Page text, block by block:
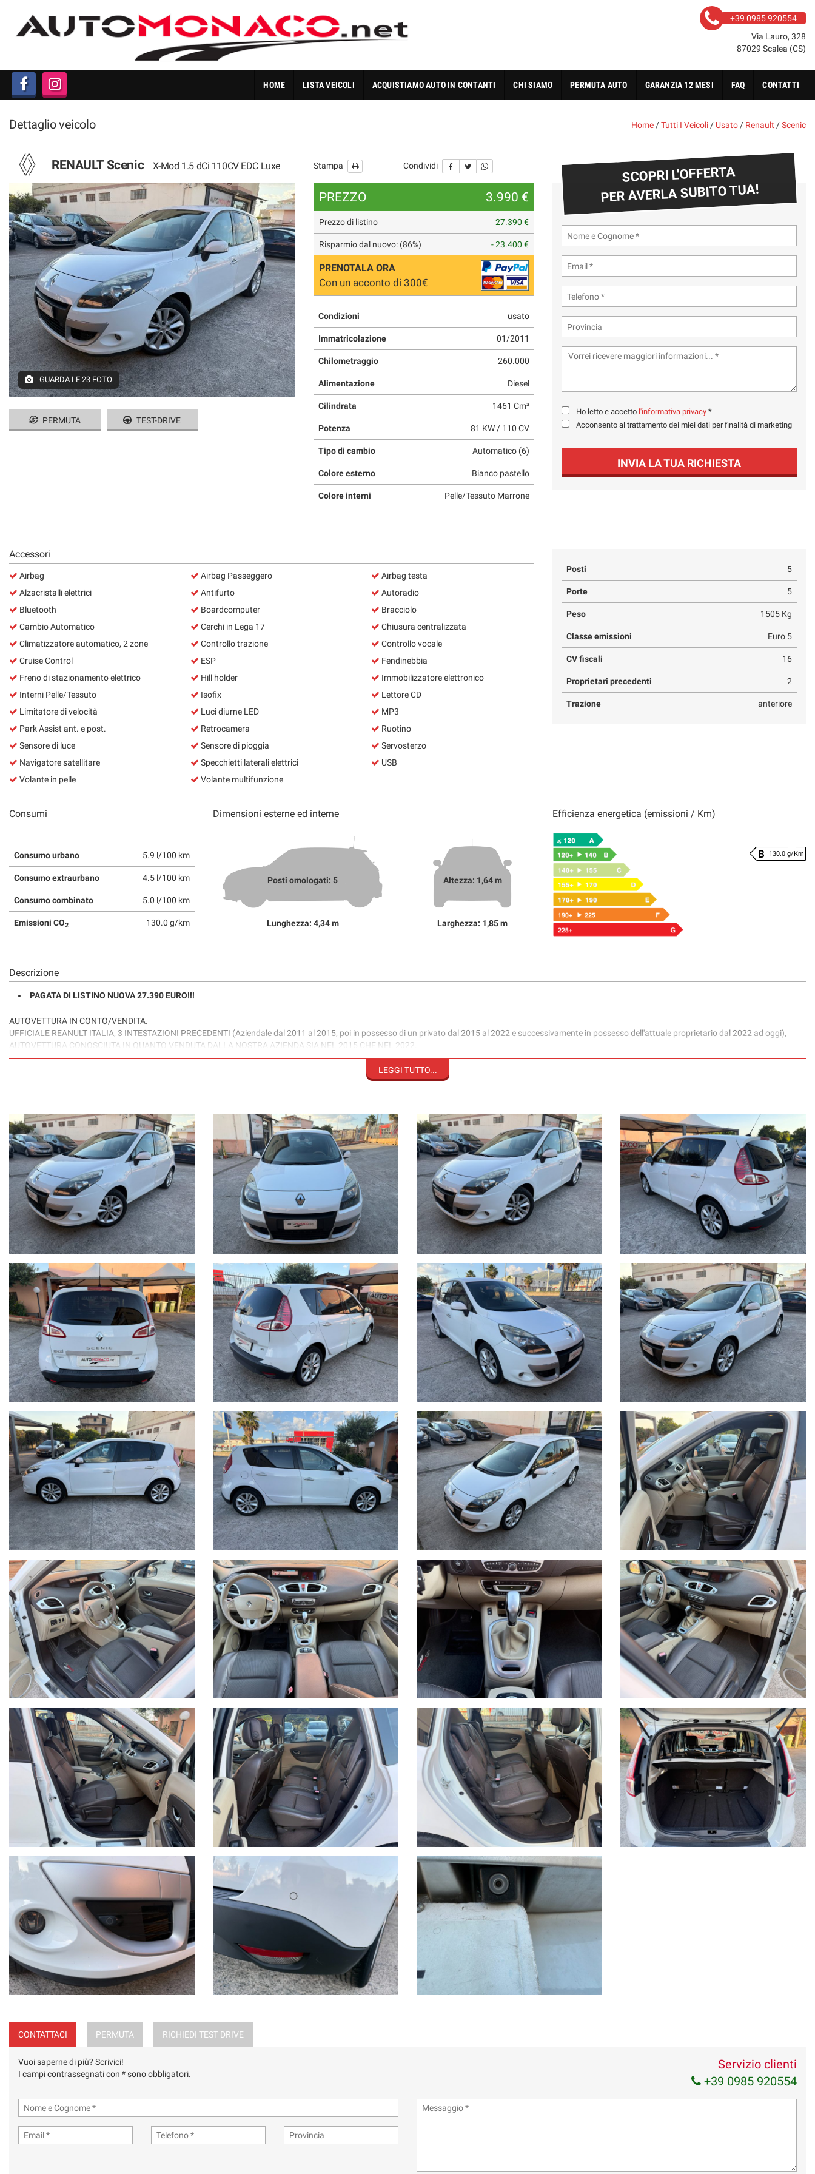
HOME
ACQUISTIAMO AUTO IN
CONTANTI
PERMUTA AUTO
GARANZIA 12 MESI
FAQ
CONTATTI
+39 0985 920554
Via Lauro, 328
87029 Scalea (CS)
HOME LISTA VEICOLI ACQUISTIAMO AUTO IN CONTANTI CHI SIAMO PERMUTA AUTO GARANZIA 12 MESI FAQ CONTATTI
Dettaglio veicolo Home /Tutti I Veicoli / Usato / Renault /Scenic
RENAULT Scenic X-Mod 1.5 dCi 110CV EDC Luxe Stampa Condividi
GUARDA LE 23 FOTO
PERMUTA TEST-DRIVE
PREZZO 3.990 €
Prezzo di listino 27.390 €
Risparmio dal nuovo: (86%) - 23.400 €
PRENOTALA ORA
Con un acconto di 300€
Condizioni usato
Immatricolazione 01/2011
Chilometraggio 260.000
Alimentazione Diesel
Cilindrata 1461 Cm³
Potenza 81 KW / 110 CV
Tipo di cambio Automatico (6)
Colore esterno Bianco pastello
Colore interni Pelle/Tessuto Marrone
SCOPRI L'OFFERTA
PER AVERLA SUBITO TUA!
Ho letto e accetto l'informativa privacy *
Acconsento al trattamento dei miei dati per finalità di marketing
INVIA LA TUA RICHIESTA
Accessori
Airbag
Alzacristalli elettrici
Bluetooth
Cambio Automatico
Climatizzatore automatico, 2 zone
Cruise Control
Freno di stazionamento elettrico
Interni Pelle/Tessuto
Limitatore di velocità
Park Assist ant. e post.
Sensore di luce
Navigatore satellitare
Volante in pelle
Airbag Passeggero
Antifurto
Boardcomputer
Cerchi in Lega 17
Controllo trazione
ESP
Hill holder
Isofix
Luci diurne LED
Retrocamera
Sensore di pioggia
Specchietti laterali elettrici
Volante multifunzione
Airbag testa
Autoradio
Bracciolo
Chiusura centralizzata
Controllo vocale
Fendinebbia
Immobilizzatore elettronico
Lettore CD
MP3
Ruotino
Servosterzo
USB
Posti 5
Porte 5
Peso 1505 Kg
Classe emissioni Euro 5
CV fiscali 16
Proprietari precedenti 2
Trazione anteriore
Consumi
Consumo urbano 5.9 l/100 km
Consumo extraurbano 4.5 l/100 km
Consumo combinato 5.0 l/100 km
Emissioni CO2 130.0 g/km
Dimensioni esterne ed interne
Posti omologati: 5
Lunghezza: 4,34 m
Altezza: 1,64 m
Larghezza: 1,85 m
Efficienza energetica (emissioni / Km)
130.0 g/Km
Descrizione
PAGATA DI LISTINO NUOVA 27.390 EURO!!!
AUTOVETTURA IN CONTO/VENDITA.
UFFICIALE REANULT ITALIA, 3 INTESTAZIONI PRECEDENTI (Aziendale dal 2011 al 2015, poi in possesso di un privato dal 2015 al 2022 e successivamente in possesso dell'attuale proprietario dal 2022 ad oggi),
AUTOVETTURA CONOSCIUTA IN QUANTO VENDUTA DALLA NOSTRA AZIENDA SIA NEL 2015 CHE NEL 2022.
CARROZZERIA IN ORDINE, INTERNI BEN CONSERVATI, MECCANICA PERFETTAMENTE EFFICIENTE E FUNZIONANTE IN TUTTO.
POSSIBILITA' DI TEST-DRIVE IN LOCO E VERIFICA ANCHE CON MECCANICO DI PROPRIA FIDUCIA.
Accessori (optionals aggiunti all'auto all'acquisto del Nuovo):
Antifurto volumetrico € 150;
Ruota di scorta da 16" € 100;
Sistema di assistenza al parcheggio ant. e post. con camera post. € 390.
Accessori di serie:
con dispos. di sicurezza, Appoggiatesta anteriori regolabili in altezza e inclinabili, Assistenza alla frenata d'emergenza (AFE/AFU), Cambio man.seq. c/mod. aut. 6 rapp. EDC doppia frizione (Efficient Dual Clutch),
Cerchi in lega da 17" "Sari", Chiusura automatica delle porte in movimento (sistema CAR), Chiusura centralizzata con telecomando, Chiusura elettrica di sicurezza per bambini, Cinture di sicurezza (ant. e post.) reg. a
3 punti, Cinture di sicurezza ant. con pretensionatori e limit. di sforzo, Cinture di sicurezza post. con limitatore di sforzo, Clim.aut.bi-zona (Accens. aut.fari, Sensore pioggia, Parabr.term.), Computer di bordo,
Configurazione 5 posti, Consolle centrale scorrevole con joystick Carminat TomTom, Copriruota, Controllo di trazione stabilità e sottosterzo (ASR+ESP+CSV), Cruscotto con schermo a colori multifunz. a tecnologia
TFT, Disattivazione airbag frontale passeggero, Disattivazione ESP e ASR, Easy Access System II, Fari fendinebbia, Filtro antiparticolato F.AP., Filtro combinato odori/polline, Freno di stazionamento elettronico,
Illuminazione della soglia delle portiere e del bagagliaio, Illuminazione esterna d'accompagnamento (funz."See me Home"), Kit di gonfiaggio pneumatici, Kit VivaVoce Bluetooth, Navigatore sat. Carminat TomTom
con telecomando, Plafoniera anteriore, Pomello leva cambio in pelle, Portaocchiali lato guida, Presa 12V posteriore, Radiosat Classic CD/Mp3, Regolatore e limitatore di velocità, Retrovisore asferico lato guida,
Retrovisore interno con posizione giorno/notte, Retrovisore interno fotocromatico, Retrovisori ripiegabili elettricamente, Retrovisori termici reg. elettricamente, Security Pack, Sedile guida reg. in altezza e lombare,
Sedile passeggero reg. in altezza, Sedili post. (3) individuali (estraibili, reclinabili e ribaltabili), Sellerie in misto similpelle, Servosterzo elett. ad assistenza variabile, Sistema di assistenza al parcheggio posteriore,
Sistema ISOFIX sui sedili post. 2a fila, Smoking Pack, Specchietti di cortesia illuminati, Spot di lettura conducente e passeggero, Spot di lettura posteriori (2), Tasche portacarte sugli schienali dei sedili anteriori,
Tavolini tipo aereo integrati allo schienale dei sedili anteriori, Tendine parasole vetri laterali posteriori, Vani portaoggetti sotto il pavimento ant. e post., Vano portaoggetti nel cruscotto illuminato, Vano portaoggetti
sotto i sedili anteriori, Volante in pelle, Volante reg. in altezza e profondità.
PER INFORMAZIONI/ FOR INFORMATION
Sig. Monaco Donato/ Sig. Sollazzo Andrea
Tel. (+39.0985.920554)
Mobile 1 (+39.348.8193144)
Mobile 2 (+39.320.1428249)
LEGGI TUTTO...
CONTATTACI PERMUTA RICHIEDI TEST DRIVE
Vuoi saperne di più? Scrivici!
I campi contrassegnati con * sono obbligatori.
Servizio clienti
+39 0985 920554